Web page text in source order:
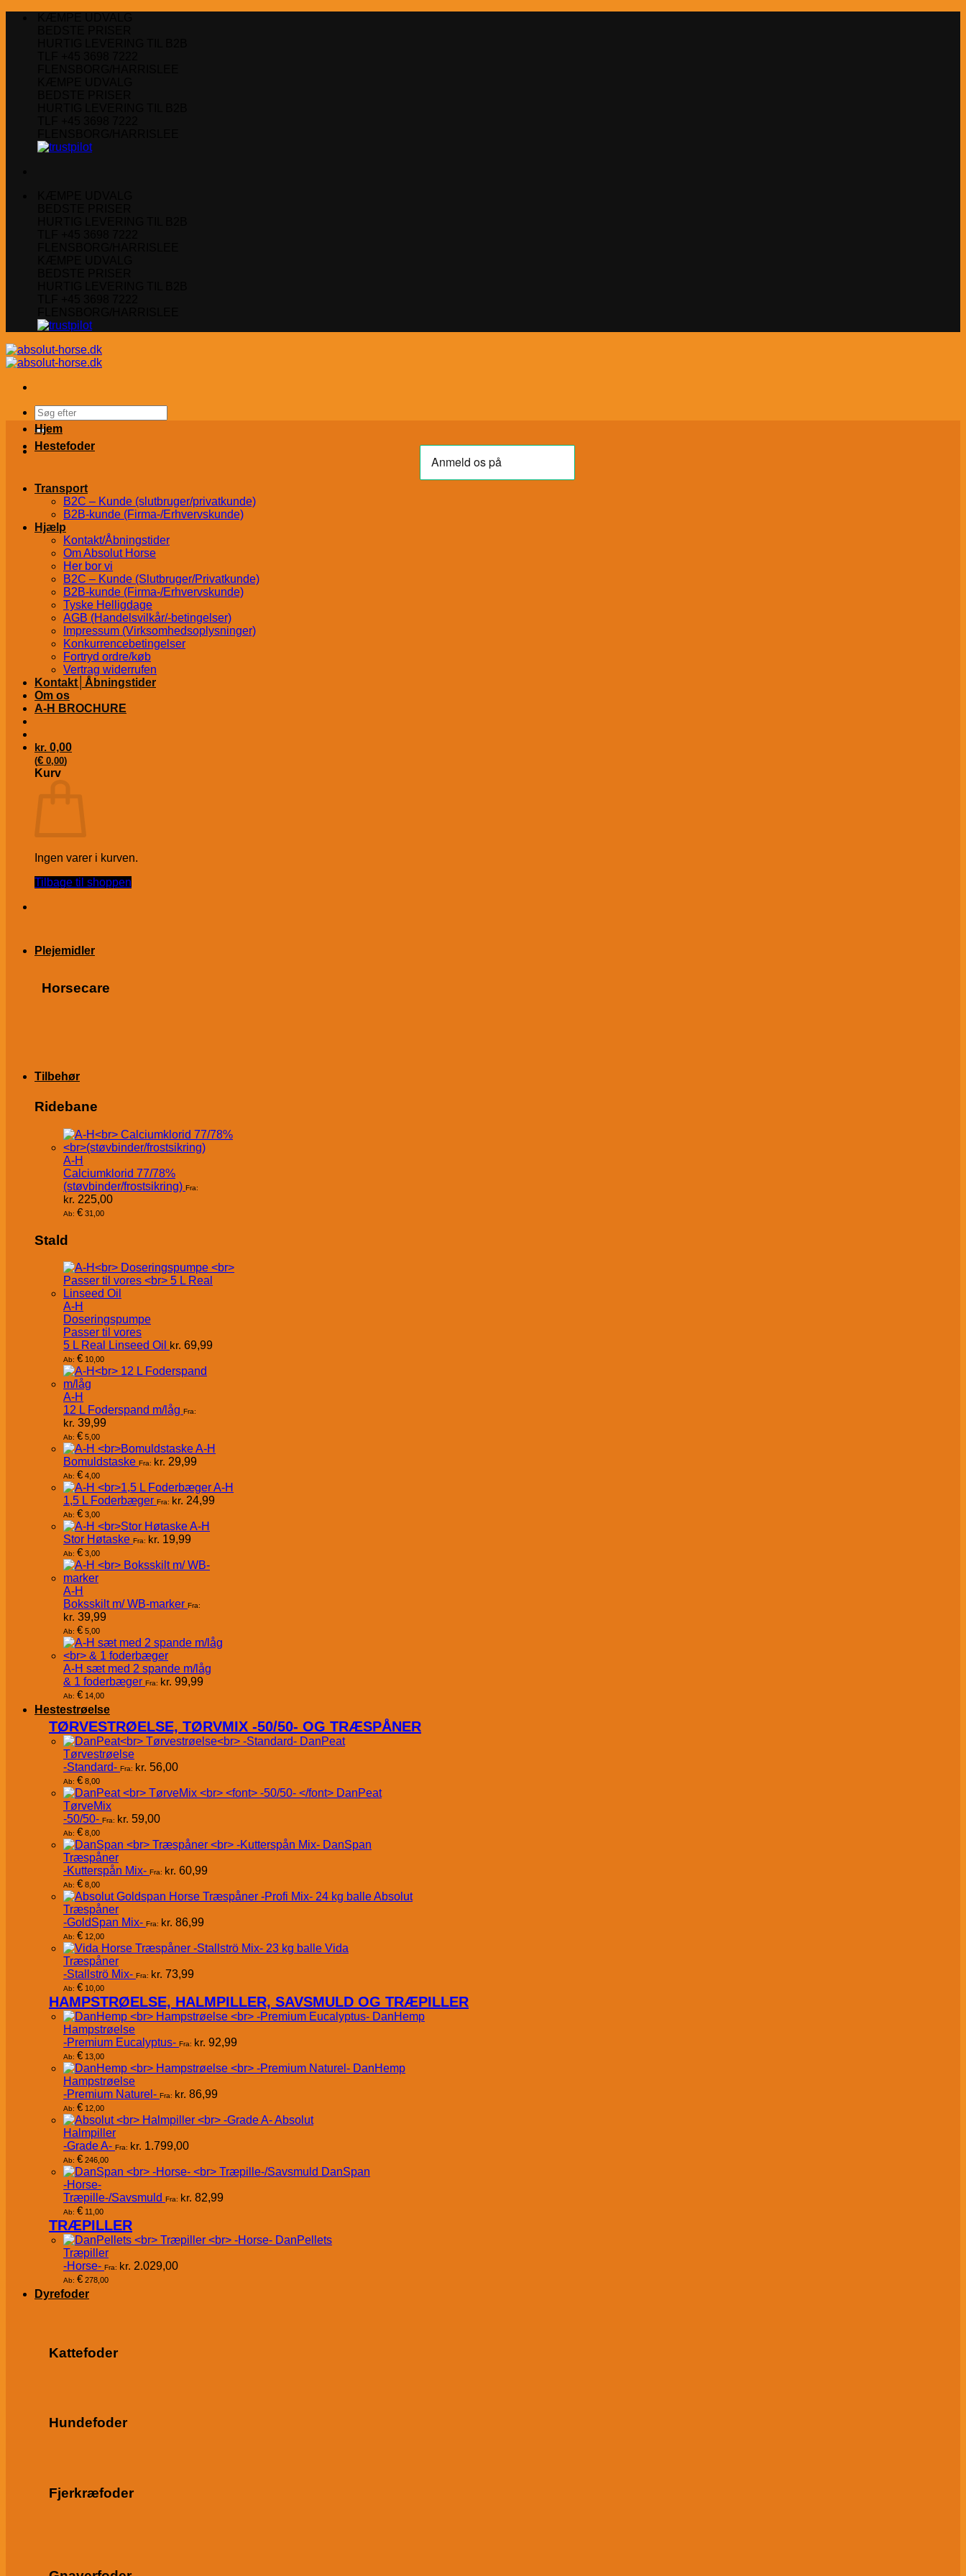
Søg
efter:
Transport
B2C – Kunde (slutbruger/privatkunde)
B2B-kunde (Firma-/Erhvervskunde)
Hjælp
Kontakt/Åbningstider
Om Absolut Horse
Her bor vi
B2C – Kunde (Slutbruger/Privatkunde)
B2B-kunde (Firma-/Erhvervskunde)
Tyske Helligdage
AGB (Handelsvilkår/-betingelser)
Impressum (Virksomhedsoplysninger)
Konkurrencebetingelser
Fortryd ordre/køb
Vertrag widerrufen
Kontakt│Åbningstider
Om os
A-H BROCHURE
kr. 0,00
(€ 0,00)
Kurv
Ingen varer i kurven.
Tilbage til shoppen
Hjem
Hestefoder
Plejemidler
Horsecare
Tilbehør
Ridebane
A-H
Calciumklorid 77/78%
(støvbinder/frostsikring) Fra:
kr. 225,00
Ab: € 31,00
Stald
A-H
Doseringspumpe
Passer til vores
5 L Real Linseed Oil kr. 69,99
Ab: € 10,00
A-H
12 L Foderspand m/låg Fra:
kr. 39,99
Ab: € 5,00
A-H
Bomuldstaske Fra: kr. 29,99
Ab: € 4,00
A-H
1,5 L Foderbæger Fra: kr. 24,99
Ab: € 3,00
A-H
Stor Høtaske Fra: kr. 19,99
Ab: € 3,00
A-H
Boksskilt m/ WB-marker Fra:
kr. 39,99
Ab: € 5,00
A-H sæt med 2 spande m/låg
& 1 foderbæger Fra: kr. 99,99
Ab: € 14,00
Hestestrøelse
TØRVESTRØELSE, TØRVMIX -50/50- OG TRÆSPÅNER
DanPeat
Tørvestrøelse
-Standard- Fra: kr. 56,00
Ab: € 8,00
DanPeat
TørveMix
-50/50- Fra: kr. 59,00
Ab: € 8,00
DanSpan
Træspåner
-Kutterspån Mix- Fra: kr. 60,99
Ab: € 8,00
Absolut
Træspåner
-GoldSpan Mix- Fra: kr. 86,99
Ab: € 12,00
Vida
Træspåner
-Stallströ Mix- Fra: kr. 73,99
Ab: € 10,00
HAMPSTRØELSE, HALMPILLER, SAVSMULD OG TRÆPILLER
DanHemp
Hampstrøelse
-Premium Eucalyptus- Fra: kr. 92,99
Ab: € 13,00
DanHemp
Hampstrøelse
-Premium Naturel- Fra: kr. 86,99
Ab: € 12,00
Absolut
Halmpiller
-Grade A- Fra: kr. 1.799,00
Ab: € 246,00
DanSpan
-Horse-
Træpille-/Savsmuld Fra: kr. 82,99
Ab: € 11,00
TRÆPILLER
DanPellets
Træpiller
-Horse- Fra: kr. 2.029,00
Ab: € 278,00
Dyrefoder
Kattefoder
Hundefoder
Fjerkræfoder